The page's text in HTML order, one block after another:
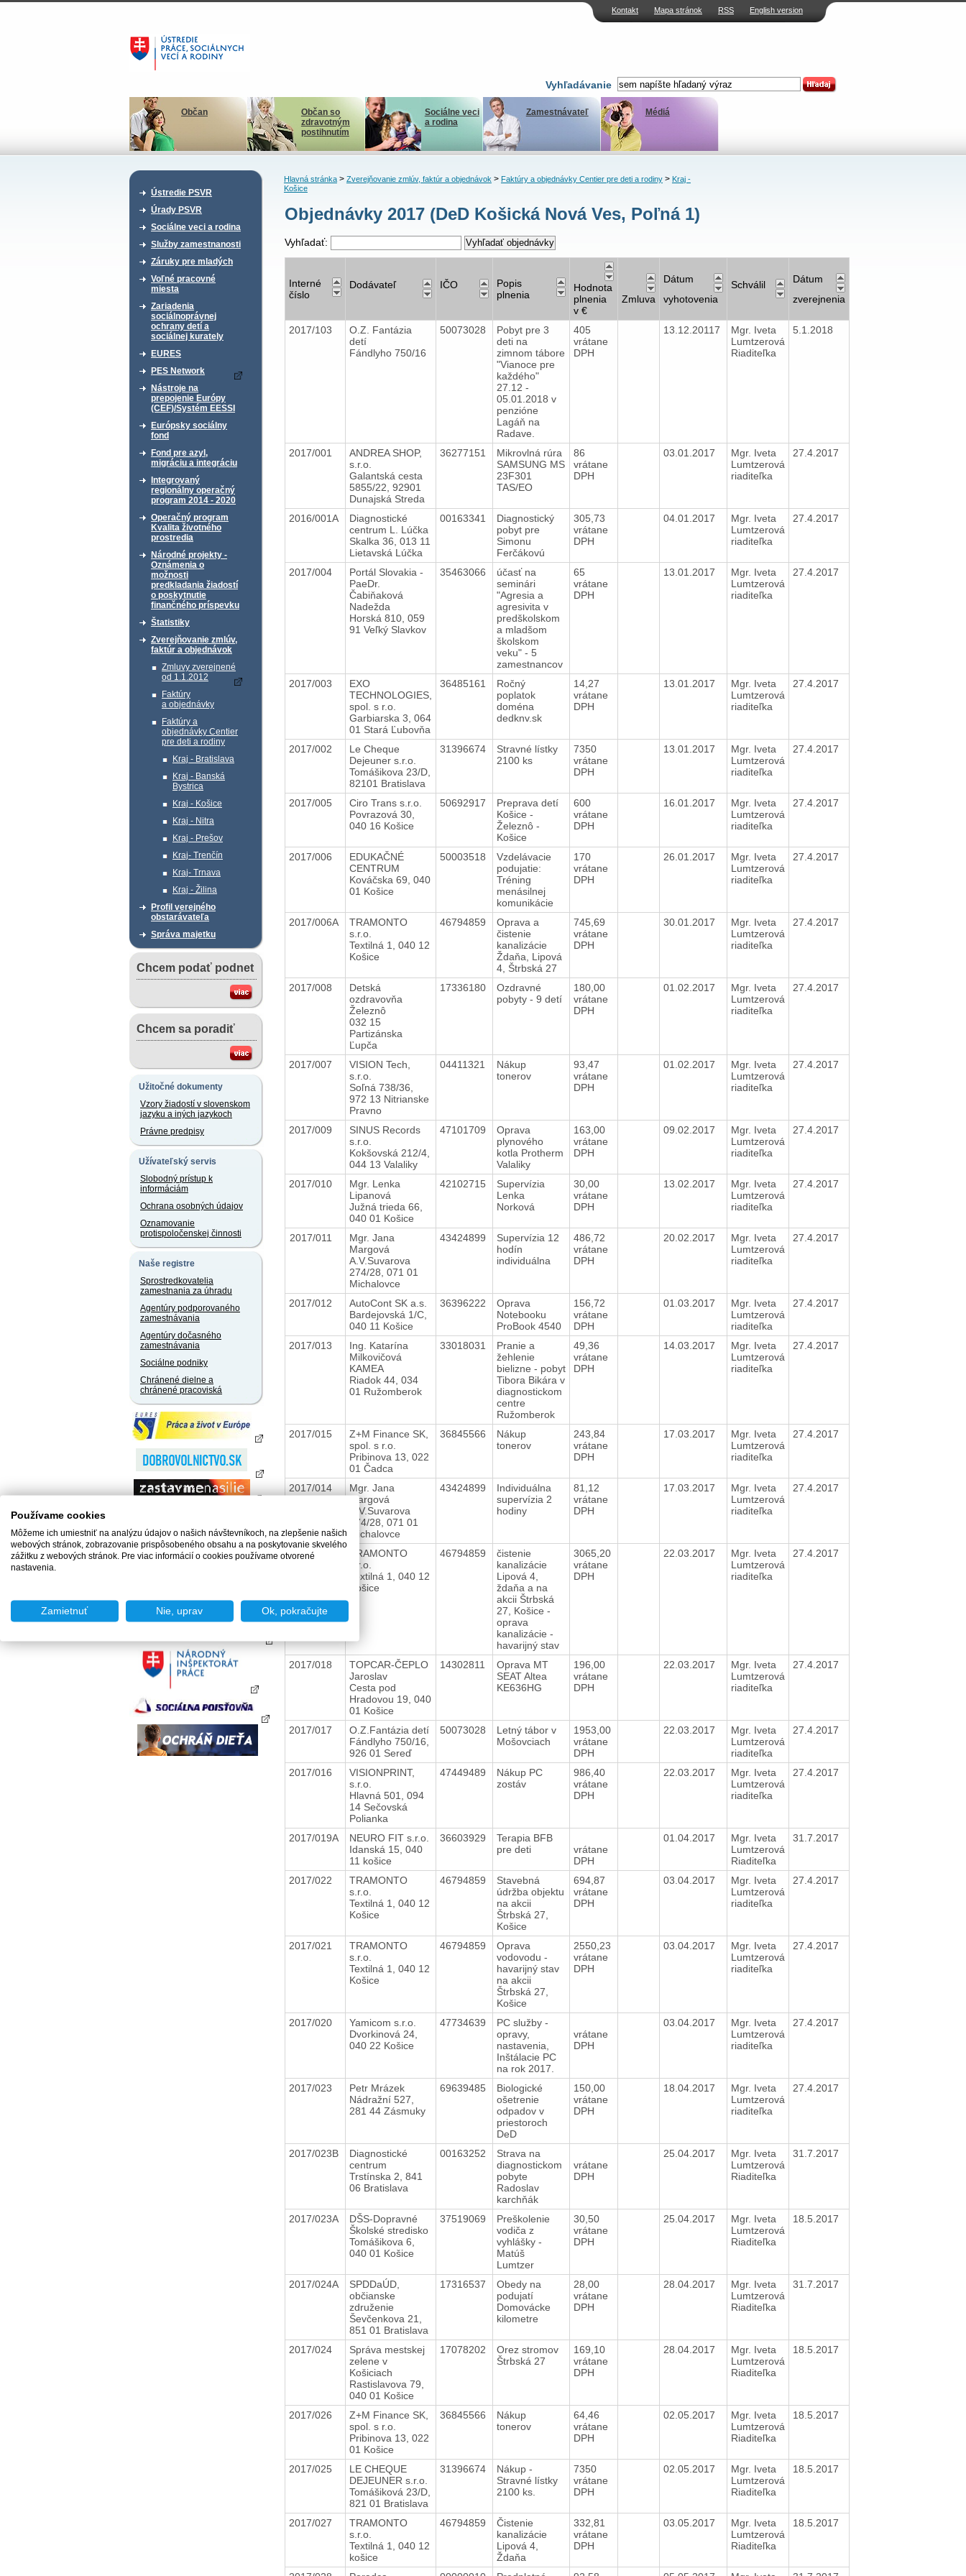
Kontakt Mapa stránok RSS English version
Vyhľadávanie
Občan
Občan so
zdravotným
postihnutím
Sociálne veci
a rodina
Zamestnávateľ Médiá
Ústredie PSVR
Úrady PSVR
Sociálne veci a rodina
Služby zamestnanosti
Záruky pre mladých
Voľné pracovné
miesta
Zariadenia
sociálnoprávnej
ochrany detí a
sociálnej kurately
EURES
PES Network
Nástroje na
prepojenie Európy
(CEF)/Systém EESSI
Európsky sociálny
fond
Fond pre azyl,
migráciu a integráciu
Integrovaný
regionálny operačný
program 2014 - 2020
Operačný program
Kvalita životného
prostredia
Národné projekty -
Oznámenia o
možnosti
predkladania žiadostí
o poskytnutie
finančného príspevku
Štatistiky
Zverejňovanie zmlúv,
faktúr a objednávok
Zmluvy zverejnené
od 1.1.2012
Faktúry
a objednávky
Faktúry a
objednávky Centier
pre deti a rodiny
Kraj - Bratislava
Kraj - Banská
Bystrica
Kraj - Košice
Kraj - Nitra
Kraj - Prešov
Kraj- Trenčín
Kraj- Trnava
Kraj - Žilina
Profil verejného
obstarávateľa
Správa majetku
Chcem podať podnet
Chcem sa poradiť
Užitočné dokumenty
Vzory žiadostí v slovenskom
jazyku a iných jazykoch
Právne predpisy
Užívateľský servis
Slobodný prístup k
informáciám
Ochrana osobných údajov
Oznamovanie
protispoločenskej činnosti
Naše registre
Sprostredkovatelia
zamestnania za úhradu
Agentúry podporovaného
zamestnávania
Agentúry dočasného
zamestnávania
Sociálne podniky
Chránené dielne a
chránené pracoviská
Hlavná stránka> Zverejňovanie zmlúv, faktúr a objednávok> Faktúry a objednávky Centier pre deti a rodiny> Kraj -
Košice
Objednávky 2017 (DeD Košická Nová Ves, Poľná 1)
Vyhľadať:
Interné
číslo
Dodávateľ IČO
Popis
plnenia
Hodnota
plnenia
v €
Zmluva
Dátum
vyhotovenia
Schválil
Dátum
zverejnenia
2017/103
O.Z. Fantázia
detí
Fándlyho 750/16
50073028
Pobyt pre 3
deti na
zimnom tábore
"Vianoce pre
každého"
27.12 -
05.01.2018 v
penzióne
Lagáň na
Radave.
405
vrátane
DPH
13.12.20117
Mgr. Iveta
Lumtzerová
Riaditeľka
5.1.2018
2017/001
ANDREA SHOP,
s.r.o.
Galantská cesta
5855/22, 92901
Dunajská Streda
36277151
Mikrovlná rúra
SAMSUNG MS
23F301
TAS/EO
86
vrátane
DPH
03.01.2017
Mgr. Iveta
Lumtzerová
riaditeľka
27.4.2017
2016/001A
Diagnostické
centrum L. Lúčka
Skalka 36, 013 11
Lietavská Lúčka
00163341
Diagnostický
pobyt pre
Simonu
Ferčákovú
305,73
vrátane
DPH
04.01.2017
Mgr. Iveta
Lumtzerová
riaditeľka
27.4.2017
2017/004
Portál Slovakia -
PaeDr.
Čabiňaková
Nadežda
Horská 810, 059
91 Veľký Slavkov
35463066
účasť na
seminári
"Agresia a
agresivita v
predškolskom
a mladšom
školskom
veku" - 5
zamestnancov
65
vrátane
DPH
13.01.2017
Mgr. Iveta
Lumtzerová
riaditeľka
27.4.2017
2017/003
EXO
TECHNOLOGIES,
spol. s r.o.
Garbiarska 3, 064
01 Stará Ľubovňa
36485161
Ročný
poplatok
doména
dedknv.sk
14,27
vrátane
DPH
13.01.2017
Mgr. Iveta
Lumtzerová
riaditeľka
27.4.2017
2017/002
Le Cheque
Dejeuner s.r.o.
Tomášikova 23/D,
82101 Bratislava
31396674
Stravné lístky
2100 ks
7350
vrátane
DPH
13.01.2017
Mgr. Iveta
Lumtzerová
riaditeľka
27.4.2017
2017/005
Ciro Trans s.r.o.
Povrazová 30,
040 16 Košice
50692917
Preprava detí
Košice -
Železnô -
Košice
600
vrátane
DPH
16.01.2017
Mgr. Iveta
Lumtzerová
riaditeľka
27.4.2017
2017/006
EDUKAČNÉ
CENTRUM
Kováčska 69, 040
01 Košice
50003518
Vzdelávacie
podujatie:
Tréning
menásilnej
komunikácie
170
vrátane
DPH
26.01.2017
Mgr. Iveta
Lumtzerová
riaditeľka
27.4.2017
2017/006A
TRAMONTO
s.r.o.
Textilná 1, 040 12
Košice
46794859
Oprava a
čistenie
kanalizácie
Ždaňa, Lipová
4, Štrbská 27
745,69
vrátane
DPH
30.01.2017
Mgr. Iveta
Lumtzerová
riaditeľka
27.4.2017
2017/008
Detská
ozdravovňa
Železnô
032 15
Partizánska
Ľupča
17336180
Ozdravné
pobyty - 9 detí
180,00
vrátane
DPH
01.02.2017
Mgr. Iveta
Lumtzerová
riaditeľka
27.4.2017
2017/007
VISION Tech,
s.r.o.
Soľná 738/36,
972 13 Nitrianske
Pravno
04411321
Nákup
tonerov
93,47
vrátane
DPH
01.02.2017
Mgr. Iveta
Lumtzerová
riaditeľka
27.4.2017
2017/009
SINUS Records
s.r.o.
Kokšovská 212/4,
044 13 Valaliky
47101709
Oprava
plynového
kotla Protherm
Valaliky
163,00
vrátane
DPH
09.02.2017
Mgr. Iveta
Lumtzerová
riaditeľka
27.4.2017
2017/010
Mgr. Lenka
Lipanová
Južná trieda 66,
040 01 Košice
42102715
Supervízia
Lenka
Norková
30,00
vrátane
DPH
13.02.2017
Mgr. Iveta
Lumtzerová
riaditeľka
27.4.2017
2017/011
Mgr. Jana
Margová
A.V.Suvarova
274/28, 071 01
Michalovce
43424899
Supervízia 12
hodín
individuálna
486,72
vrátane
DPH
20.02.2017
Mgr. Iveta
Lumtzerová
riaditeľka
27.4.2017
2017/012
AutoCont SK a.s.
Bardejovská 1/C,
040 11 Košice
36396222
Oprava
Notebooku
ProBook 4540
156,72
vrátane
DPH
01.03.2017
Mgr. Iveta
Lumtzerová
riaditeľka
27.4.2017
2017/013
Ing. Katarína
Milkovičová
KAMEA
Riadok 44, 034
01 Ružomberok
33018031
Pranie a
žehlenie
bielizne - pobyt
Tibora Bikára v
diagnostickom
centre
Ružomberok
49,36
vrátane
DPH
14.03.2017
Mgr. Iveta
Lumtzerová
riaditeľka
27.4.2017
2017/015
Z+M Finance SK,
spol. s r.o.
Pribinova 13, 022
01 Čadca
36845566
Nákup
tonerov
243,84
vrátane
DPH
17.03.2017
Mgr. Iveta
Lumtzerová
riaditeľka
27.4.2017
2017/014
Mgr. Jana
Margová
A.V.Suvarova
274/28, 071 01
Michalovce
43424899
Individuálna
supervízia 2
hodiny
81,12
vrátane
DPH
17.03.2017
Mgr. Iveta
Lumtzerová
riaditeľka
27.4.2017
2017/019
TRAMONTO
s.r.o.
Textilná 1, 040 12
Košice
46794859
čistenie
kanalizácie
Lipová 4,
ždaňa a na
akcii Štrbská
27, Košice -
oprava
kanalizácie -
havarijný stav
3065,20
vrátane
DPH
22.03.2017
Mgr. Iveta
Lumtzerová
riaditeľka
27.4.2017
2017/018
TOPCAR-ČEPLO
Jaroslav
Cesta pod
Hradovou 19, 040
01 Košice
14302811
Oprava MT
SEAT Altea
KE636HG
196,00
vrátane
DPH
22.03.2017
Mgr. Iveta
Lumtzerová
riaditeľka
27.4.2017
2017/017
O.Z.Fantázia detí
Fándlyho 750/16,
926 01 Sereď
50073028
Letný tábor v
Mošovciach
1953,00
vrátane
DPH
22.03.2017
Mgr. Iveta
Lumtzerová
riaditeľka
27.4.2017
2017/016
VISIONPRINT,
s.r.o.
Hlavná 501, 094
14 Sečovská
Polianka
47449489
Nákup PC
zostáv
986,40
vrátane
DPH
22.03.2017
Mgr. Iveta
Lumtzerová
riaditeľka
27.4.2017
2017/019A
NEURO FIT s.r.o.
Idanská 15, 040
11 košice
36603929
Terapia BFB
pre deti
vrátane
DPH
01.04.2017
Mgr. Iveta
Lumtzerová
Riaditeľka
31.7.2017
2017/022
TRAMONTO
s.r.o.
Textilná 1, 040 12
Košice
46794859
Stavebná
údržba objektu
na akcii
Štrbská 27,
Košice
694,87
vrátane
DPH
03.04.2017
Mgr. Iveta
Lumtzerová
riaditeľka
27.4.2017
2017/021
TRAMONTO
s.r.o.
Textilná 1, 040 12
Košice
46794859
Oprava
vodovodu -
havarijný stav
na akcii
Štrbská 27,
Košice
2550,23
vrátane
DPH
03.04.2017
Mgr. Iveta
Lumtzerová
riaditeľka
27.4.2017
2017/020
Yamicom s.r.o.
Dvorkinová 24,
040 22 Košice
47734639
PC služby -
opravy,
nastavenia,
Inštálacie PC
na rok 2017.
vrátane
DPH
03.04.2017
Mgr. Iveta
Lumtzerová
riaditeľka
27.4.2017
2017/023
Petr Mrázek
Nádražní 527,
281 44 Zásmuky
69639485
Biologické
ošetrenie
odpadov v
priestoroch
DeD
150,00
vrátane
DPH
18.04.2017
Mgr. Iveta
Lumtzerová
riaditeľka
27.4.2017
2017/023B
Diagnostické
centrum
Trstínska 2, 841
06 Bratislava
00163252
Strava na
diagnostickom
pobyte
Radoslav
karchňák
vrátane
DPH
25.04.2017
Mgr. Iveta
Lumtzerová
Riaditeľka
31.7.2017
2017/023A
DŠS-Dopravné
Školské stredisko
Tomášikova 6,
040 01 Košice
37519069
Preškolenie
vodiča z
vyhlášky -
Matúš
Lumtzer
30,50
vrátane
DPH
25.04.2017
Mgr. Iveta
Lumtzerová
Riaditeľka
18.5.2017
2017/024A
SPDDaÚD,
občianske
združenie
Ševčenkova 21,
851 01 Bratislava
17316537
Obedy na
podujatí
Domovácke
kilometre
28,00
vrátane
DPH
28.04.2017
Mgr. Iveta
Lumtzerová
Riaditeľka
31.7.2017
2017/024
Správa mestskej
zelene v
Košiciach
Rastislavova 79,
040 01 Košice
17078202
Orez stromov
Štrbská 27
169,10
vrátane
DPH
28.04.2017
Mgr. Iveta
Lumtzerová
Riaditeľka
18.5.2017
2017/026
Z+M Finance SK,
spol. s r.o.
Pribinova 13, 022
01 Košice
36845566
Nákup
tonerov
64,46
vrátane
DPH
02.05.2017
Mgr. Iveta
Lumtzerová
Riaditeľka
18.5.2017
2017/025
LE CHEQUE
DEJEUNER s.r.o.
Tomášiková 23/D,
821 01 Bratislava
31396674
Nákup -
Stravné lístky
2100 ks.
7350
vrátane
DPH
02.05.2017
Mgr. Iveta
Lumtzerová
Riaditeľka
18.5.2017
2017/027
TRAMONTO
s.r.o.
Textilná 1, 040 12
košice
46794859
Čistenie
kanalizácie
Lipová 4,
Ždaňa
332,81
vrátane
DPH
03.05.2017
Mgr. Iveta
Lumtzerová
Riaditeľka
18.5.2017
Používame cookies
Môžeme ich umiestniť na analýzu údajov o našich návštevníkoch, na zlepšenie našich
webových stránok, zobrazovanie prispôsobeného obsahu a na poskytovanie skvelého
zážitku z webových stránok. Pre viac informácií o cookies používame otvorené
nastavenia.
Zamietnuť Nie, uprav Ok, pokračujte